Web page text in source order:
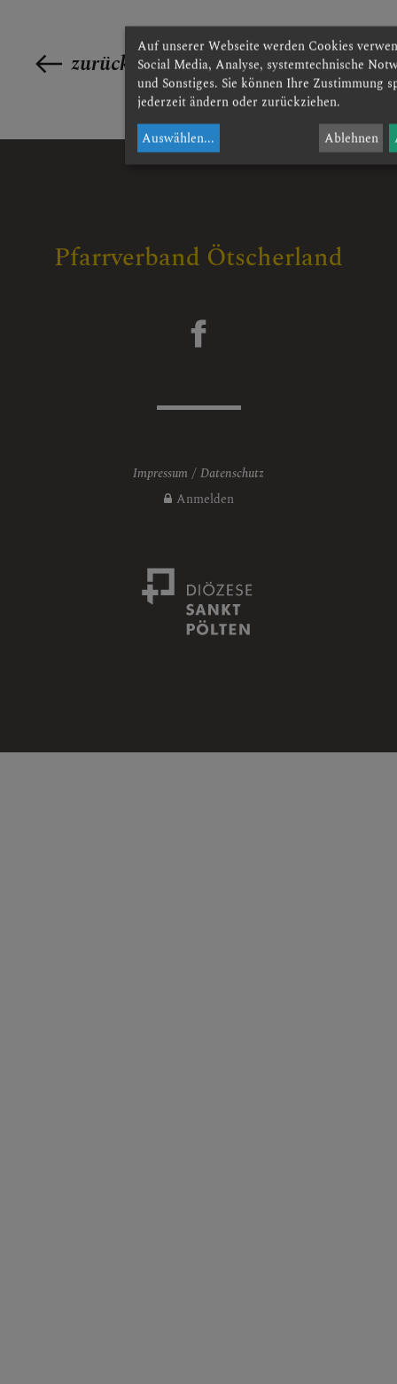
zurück
Pfarrverband Ötscherland
Impressum
Datenschutz
Anmelden
Auf unserer Webseite werden Cookies
Social Media, Analyse, systemtechnische
und Sonstiges. Sie können Ihre Zustimmung
jederzeit ändern oder zurückziehen.
Auswählen... Ablehnen